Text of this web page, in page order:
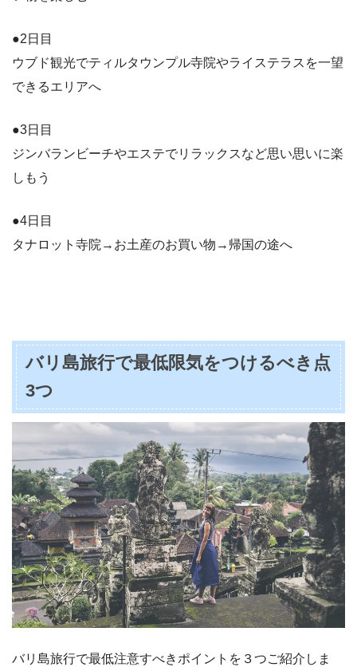
●2日目
ウブド観光でティルタウンプル寺院やライステラスを一望
できるエリアへ
●3日目
ジンバランビーチやエステでリラックスなど思い思いに楽
しもう
●4日目
タナロット寺院→お土産のお買い物→帰国の途へ
バリ島旅行で最低限気をつけるべき点
3つ
バリ島旅行で最低注意すべきポイントを３つご紹介しま